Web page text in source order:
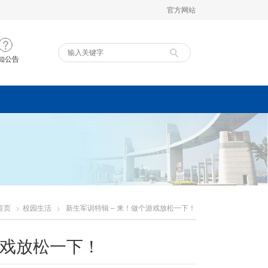
官方网站
公告
页 校园生活 新生军训特辑 – 来！做个游戏放松一下！
放松一下！